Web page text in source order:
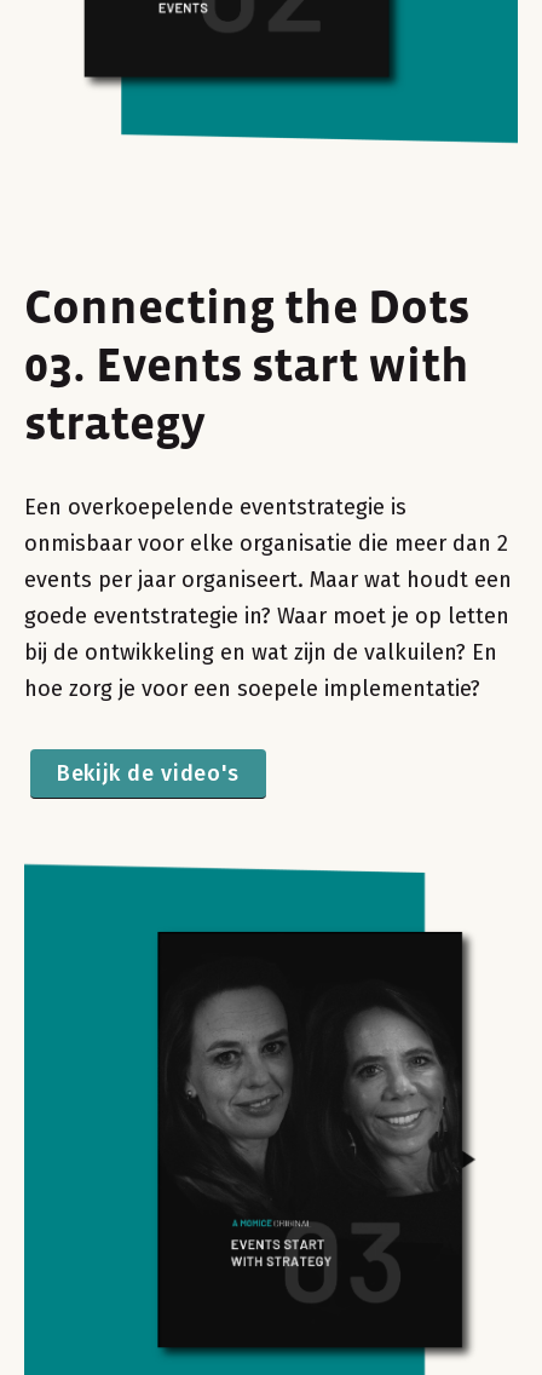
Connecting the Dots
03. Events start with
strategy
Een overkoepelende eventstrategie is
onmisbaar voor elke organisatie die meer dan 2
events per jaar organiseert. Maar wat houdt een
goede eventstrategie in? Waar moet je op letten
bij de ontwikkeling en wat zijn de valkuilen? En
hoe zorg je voor een soepele implementatie?
Bekijk de video's